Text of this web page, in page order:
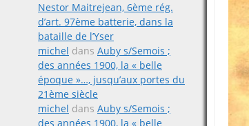
Nestor Maitrejean, 6ème rég.
d’art. 97ème batterie, dans la
bataille de l’Yser
michel dans Auby s/Semois ;
des années 1900, la « belle
époque »…, jusqu’aux portes du
21ème siècle
michel dans Auby s/Semois ;
des années 1900, la « belle